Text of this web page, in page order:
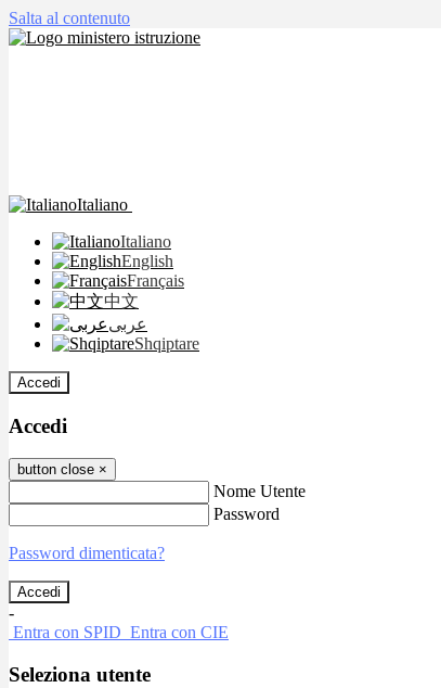
Salta al contenuto
Italiano
Italiano
English
Français
中文
عربى
Shqiptare
Accedi
Accedi
button close ×
Nome Utente
Password
Password dimenticata?
-
Entra con SPID Entra con CIE
Seleziona utente